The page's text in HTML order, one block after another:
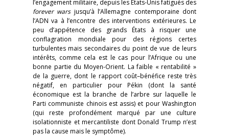
l’engagement militaire, depuis les États-Unis fatigués des
forever warsjusqu’à l’Allemagne contemporaine dont
l’ADN va à l’encontre des interventions extérieures. Le
peu d’appétence des grands États à risquer une
conflagration mondiale pour des régions certes
turbulentes mais secondaires du point de vue de leurs
intérêts, comme cela est le cas pour l’Afrique ou une
bonne partie du Moyen-Orient. La faible « rentabilité »
de la guerre, dont le rapport coût–bénéfice reste très
négatif, en particulier pour Pékin (dont la santé
économique est la branche de l’arbre sur laquelle le
Parti communiste chinois est assis) et pour Washington
(qui reste profondément marqué par une culture
isolationniste et mercantiliste dont Donald Trump n’est
pas la cause mais le symptôme).